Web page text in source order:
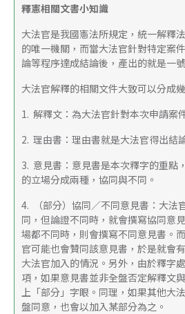
釋憲相關文書小知識
大法官是我國憲法所規定，統一解釋
的唯一機關，而當大法官針對特定案
論等程序達成結論後，產出的就是一
大法官解釋的相關文件大致可以分成
1.  解釋文：為大法官針對本次申請案
2.  理由書：理由書就是大法官得出結
3.  意見書：意見書是本次釋字的重點
的立場分成兩種，協同與不同。
4.  （部分）協同／不同意見書：大法
同，但論證不同時，就會撰寫協同意
場都不同時，則會撰寫不同意見書。
官可能也會贊同該意見書，於是就會
大法官加入的情況。另外，由於釋字
項，如果意見書並非全盤否定解釋文
上「部分」字眼。同理，如果其他大
盤同意，也會以加入某部分為之。